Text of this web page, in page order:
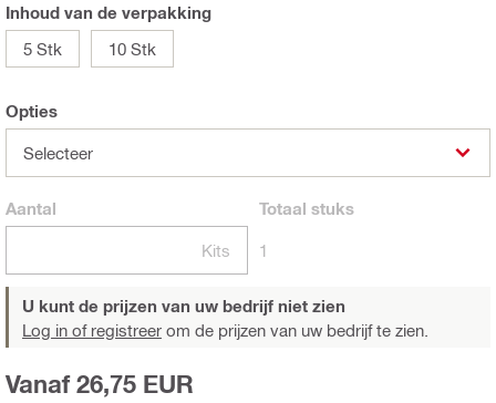
Inhoud van de verpakking
5 Stk
10 Stk
Opties
Selecteer
Aantal
Kits
Totaal stuks
1
U kunt de prijzen van uw bedrijf niet zien
Log in of registreer om de prijzen van uw bedrijf te zien.
Vanaf 26,75 EUR